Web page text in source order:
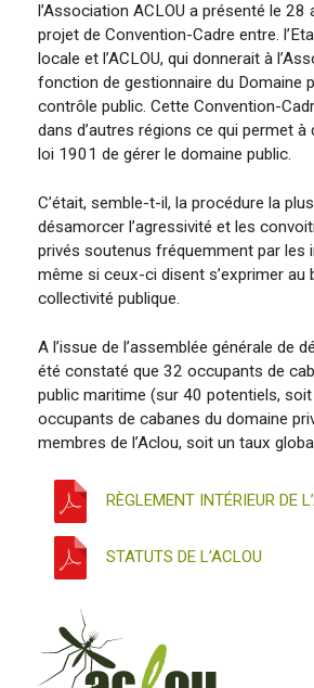
l’Association ACLOU a présenté le 28
projet de Convention-Cadre entre.
locale et l’ACLOU, qui donnerait à
fonction de gestionnaire du Domaine
contrôle public. Cette Convention-
dans d’autres régions ce qui permet
loi 1901 de gérer le domaine public.
C’était, semble-t-il, la procédure la
désamorcer l’agressivité et les
privés soutenus fréquemment par les
même si ceux-ci disent s’exprimer au
collectivité publique.
A l’issue de l’assemblée générale de
été constaté que 32 occupants de
public maritime (sur 40 potentiels,
occupants de cabanes du domaine
membres de l’Aclou, soit un taux
RÈGLEMENT INTÉRIEUR DE
STATUTS DE L’ACLOU